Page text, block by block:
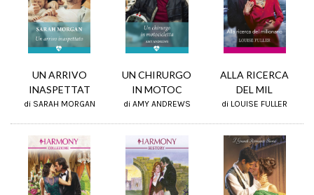
UN ARRIVO
INASPETTAT
di SARAH MORGAN
UN CHIRURGO
IN MOTOC
di AMY ANDREWS
ALLA RICERCA
DEL MIL
di LOUISE FULLER